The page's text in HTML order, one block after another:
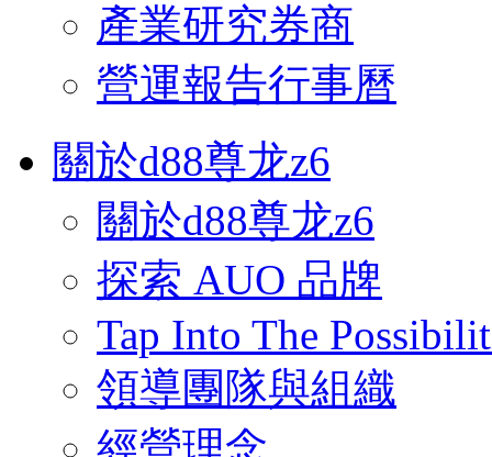
產業研究券商
營運報告行事曆
關於d88尊龙z6
關於d88尊龙z6
探索 AUO 品牌
Tap Into The
領導團隊與組織